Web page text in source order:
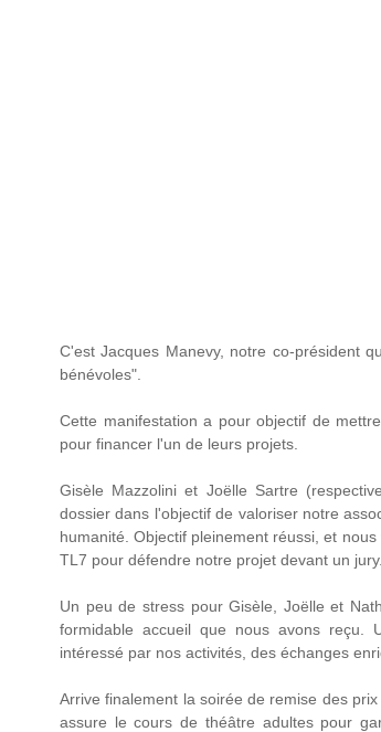
C'est Jacques Manevy, notre co-président
bénévoles".
Cette manifestation a pour objectif de
pour financer l'un de leurs projets.
Gisèle Mazzolini et Joëlle Sartre
dossier dans l'objectif de valoriser notre
humanité. Objectif pleinement réussi, et
TL7 pour défendre notre projet devant un jury.
Un peu de stress pour Gisèle, Joëlle et
formidable accueil que nous avons reçu.
intéressé par nos activités, des échanges
Arrive finalement la soirée de remise des
assure le cours de théâtre adultes pour